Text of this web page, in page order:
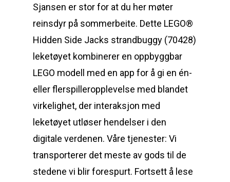
Sjansen er stor for at du her møter
reinsdyr på sommerbeite. Dette LEGO®
Hidden Side Jacks strandbuggy (70428)
leketøyet kombinerer en oppbyggbar
LEGO modell med en app for å gi en én-
eller flerspilleropplevelse med blandet
virkelighet, der interaksjon med
leketøyet utløser hendelser i den
digitale verdenen. Våre tjenester: Vi
transporterer det meste av gods til de
stedene vi blir forespurt. Fortsett å lese